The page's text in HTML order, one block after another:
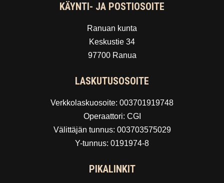
KÄYNTI- JA POSTIOSOITE
Ranuan kunta
Keskustie 34
97700 Ranua
LASKUTUSOSOITE
Verkkolaskuosoite: 003701919748
Operaattori: CGI
Välittäjän tunnus: 003703575029
Y-tunnus: 0191974-8
PIKALINKIT